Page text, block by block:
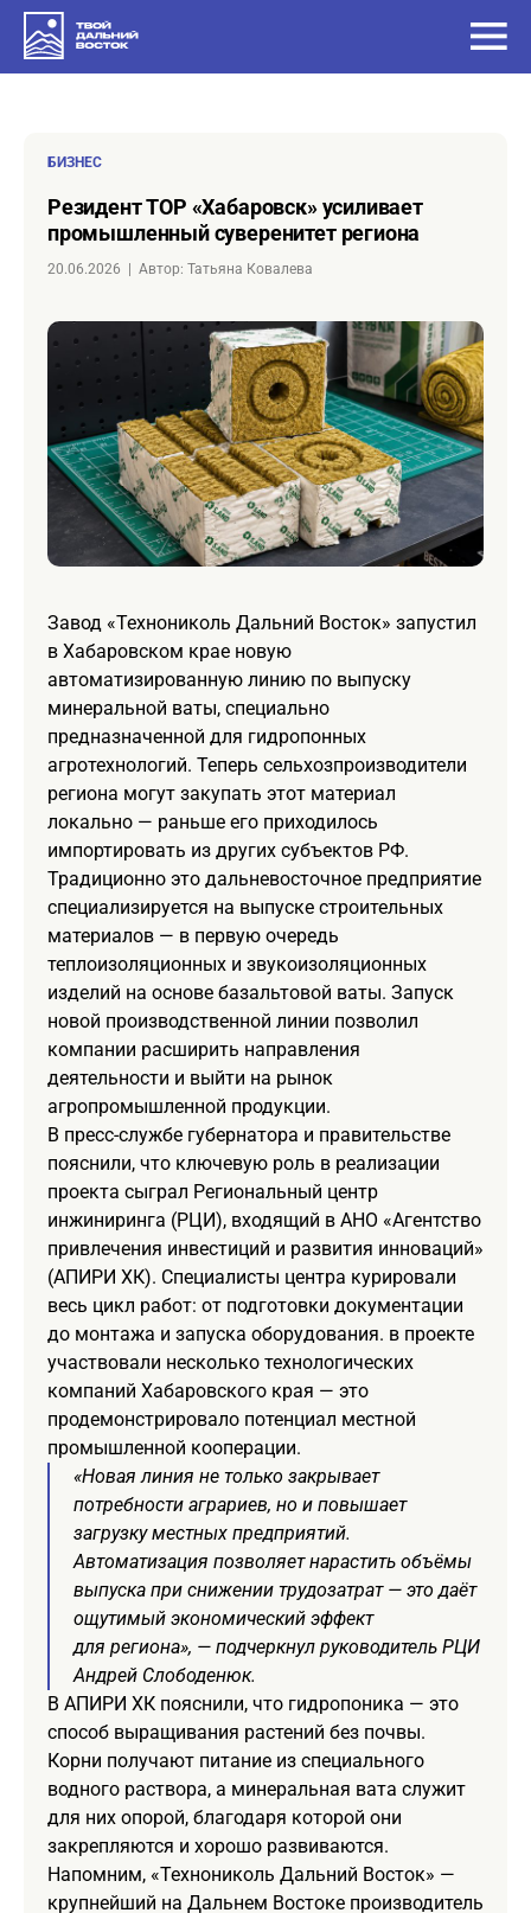
БИЗНЕС
Резидент ТОР «Хабаровск» усиливает
промышленный суверенитет региона
20.06.2026 Автор: Татьяна Ковалева
Завод «Технониколь Дальний Восток» запустил
в Хабаровском крае новую
автоматизированную линию по выпуску
минеральной ваты, специально
предназначенной для гидропонных
агротехнологий. Теперь сельхозпроизводители
региона могут закупать этот материал
локально — раньше его приходилось
импортировать из других субъектов РФ.
Традиционно это дальневосточное предприятие
специализируется на выпуске строительных
материалов — в первую очередь
теплоизоляционных и звукоизоляционных
изделий на основе базальтовой ваты. Запуск
новой производственной линии позволил
компании расширить направления
деятельности и выйти на рынок
агропромышленной продукции.
В пресс-службе губернатора и правительстве
пояснили, что ключевую роль в реализации
проекта сыграл Региональный центр
инжиниринга (РЦИ), входящий в АНО «Агентство
привлечения инвестиций и развития инноваций»
(АПИРИ ХК). Специалисты центра курировали
весь цикл работ: от подготовки документации
до монтажа и запуска оборудования. в проекте
участвовали несколько технологических
компаний Хабаровского края — это
продемонстрировало потенциал местной
промышленной кооперации.
«Новая линия не только закрывает
потребности аграриев, но и повышает
загрузку местных предприятий.
Автоматизация позволяет нарастить объёмы
выпуска при снижении трудозатрат — это даёт
ощутимый экономический эффект
для региона», — подчеркнул руководитель РЦИ
Андрей Слободенюк.
В АПИРИ ХК пояснили, что гидропоника — это
способ выращивания растений без почвы.
Корни получают питание из специального
водного раствора, а минеральная вата служит
для них опорой, благодаря которой они
закрепляются и хорошо развиваются.
Напомним, «Технониколь Дальний Восток» —
крупнейший на Дальнем Востоке производитель